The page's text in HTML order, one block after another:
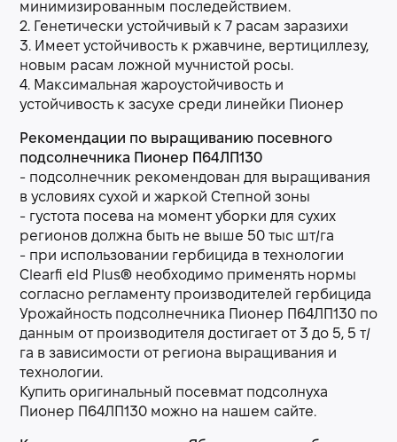
минимизированным последействием.
2. Генетически устойчивый к 7 расам заразихи
3. Имеет устойчивость к ржавчине, вертициллезу,
новым расам ложной мучнистой росы.
4. Максимальная жароустойчивость и
устойчивость к засухе среди линейки Пионер
Рекомендации по выращиванию посевного
подсолнечника Пионер П64ЛП130
- подсолнечник рекомендован для выращивания
в условиях сухой и жаркой Степной зоны
- густота посева на момент уборки для сухих
регионов должна быть не выше 50 тыс шт/га
- при использовании гербицида в технологии
Clearfi eld Plus® необходимо применять нормы
согласно регламенту производителей гербицида
Урожайность подсолнечника Пионер П64ЛП130 по
данным от производителя достигает от 3 до 5, 5 т/
га в зависимости от региона выращивания и
технологии.
Купить оригинальный посевмат подсолнуха
Пионер П64ЛП130 можно на нашем сайте.